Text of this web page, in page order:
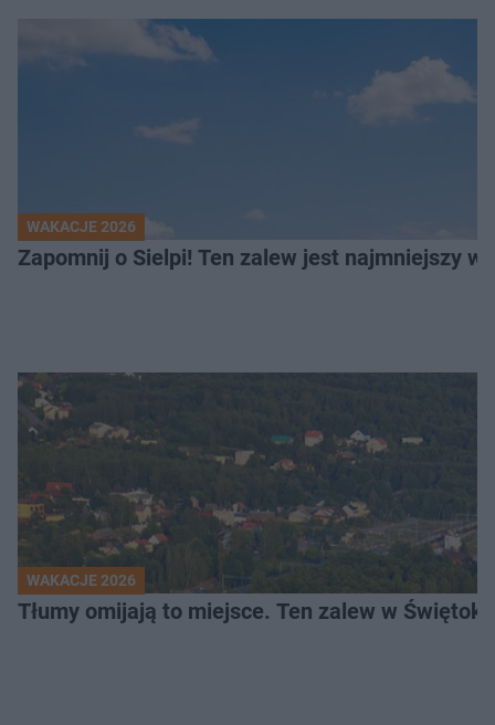
WAKACJE 2026
WAKACJE 2026
Tłumy omijają to miejsce. Ten zalew w